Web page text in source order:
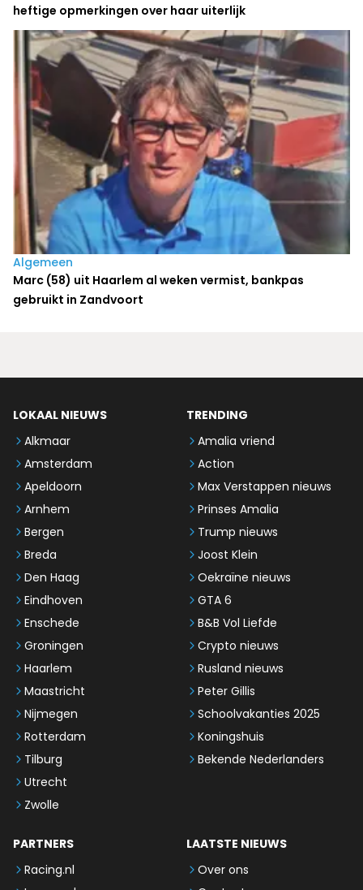
heftige opmerkingen over haar uiterlijk
Algemeen
Marc (58) uit Haarlem al weken vermist, bankpas
gebruikt in Zandvoort
LOKAAL NIEUWS
Alkmaar
Amsterdam
Apeldoorn
Arnhem
Bergen
Breda
Den Haag
Eindhoven
Enschede
Groningen
Haarlem
Maastricht
Nijmegen
Rotterdam
Tilburg
Utrecht
Zwolle
TRENDING
Amalia vriend
Action
Max Verstappen nieuws
Prinses Amalia
Trump nieuws
Joost Klein
Oekraïne nieuws
GTA 6
B&B Vol Liefde
Crypto nieuws
Rusland nieuws
Peter Gillis
Schoolvakanties 2025
Koningshuis
Bekende Nederlanders
PARTNERS
Racing.nl
LAATSTE NIEUWS
Over ons